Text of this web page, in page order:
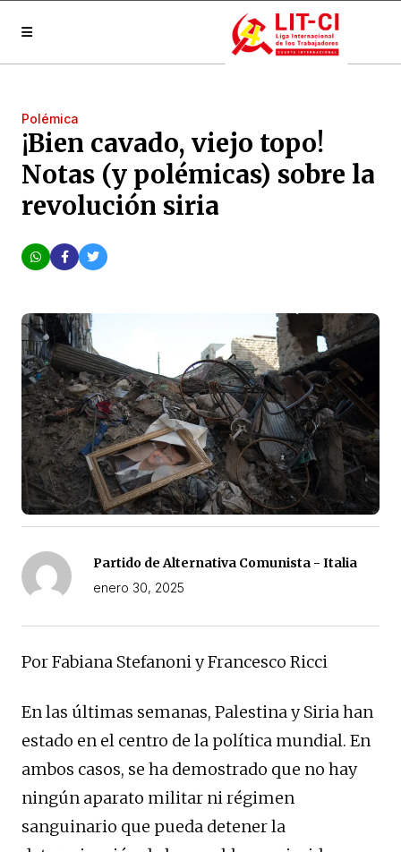
Polémica
¡Bien cavado, viejo topo!
Notas (y polémicas) sobre la
revolución siria
Partido de Alternativa Comunista - Italia
enero 30, 2025
Por Fabiana Stefanoni y Francesco Ricci
En las últimas semanas, Palestina y Siria han
estado en el centro de la política mundial. En
ambos casos, se ha demostrado que no hay
ningún aparato militar ni régimen
sanguinario que pueda detener la